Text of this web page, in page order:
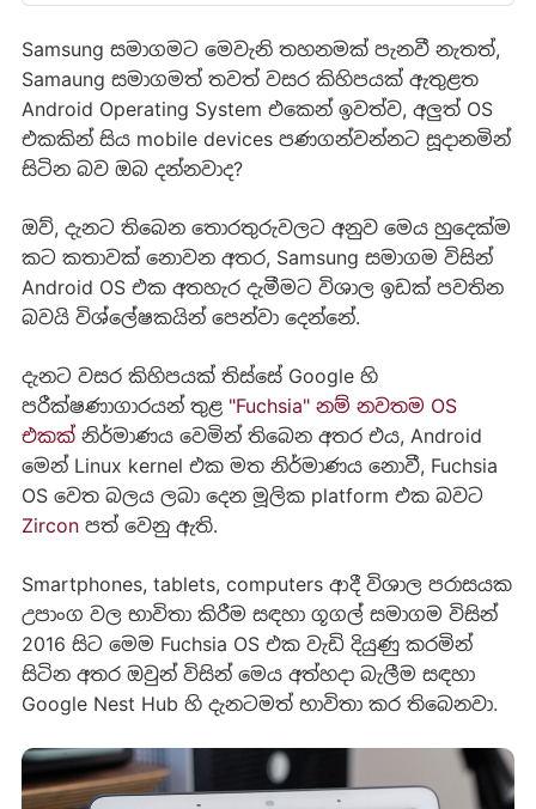
Samsung සමාගමට මෙවැනි තහනමක් පැනවී නැතත්,
Samaung සමාගමත් තවත් වසර කිහිපයක් ඇතුළත
Android Operating System එකෙන් ඉවත්ව, අලුත් OS
එකකින් සිය mobile devices පණගන්වන්නට සූදානමින්
සිටින බව ඔබ දන්නවාද?
ඔව්, දැනට තිබෙන තොරතුරුවලට අනුව මෙය හුදෙක්ම
කට කතාවක් නොවන අතර, Samsung සමාගම විසින්
Android OS එක අතහැර දැමීමට විශාල ඉඩක් පවතින
බවයි විශ්ලේෂකයින් පෙන්වා දෙන්නේ.
දැනට වසර කිහිපයක් තිස්සේ Google හි
පරීක්ෂණාගාරයන් තුළ "Fuchsia" නම් නවතම OS
එකක්නිර්මාණය වෙමින් තිබෙන අතර එය, Android
මෙන් Linux kernel එක මත නිර්මාණය නොවී, Fuchsia
OS වෙත බලය ලබා දෙන මූලික platform එක බවට
Zirconපත් වෙනු ඇති.
Smartphones, tablets, computers ආදී විශාල පරාසයක
උපාංග වල භාවිතා කිරීම සඳහා ගූගල් සමාගම විසින්
2016 සිට මෙම Fuchsia OS එක වැඩි දියුණු කරමින්
සිටින අතර ඔවුන් විසින් මෙය අත්හදා බැලීම සඳහා
Google Nest Hub හි දැනටමත් භාවිතා කර තිබෙනවා.